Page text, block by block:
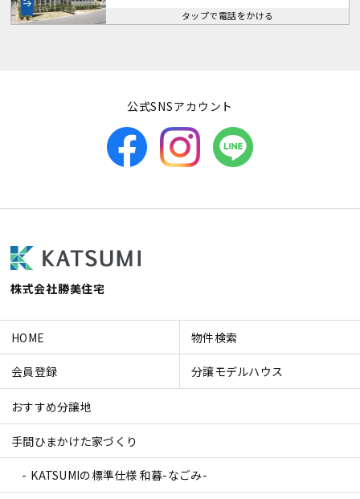
タップで電話をかける
公式SNSアカウント
株式会社勝美住宅
HOME 物件検索
会員登録 分譲モデルハウス
おすすめ分譲地
手間ひまかけた家づくり
KATSUMIの標準仕様 和暮-なごみ-